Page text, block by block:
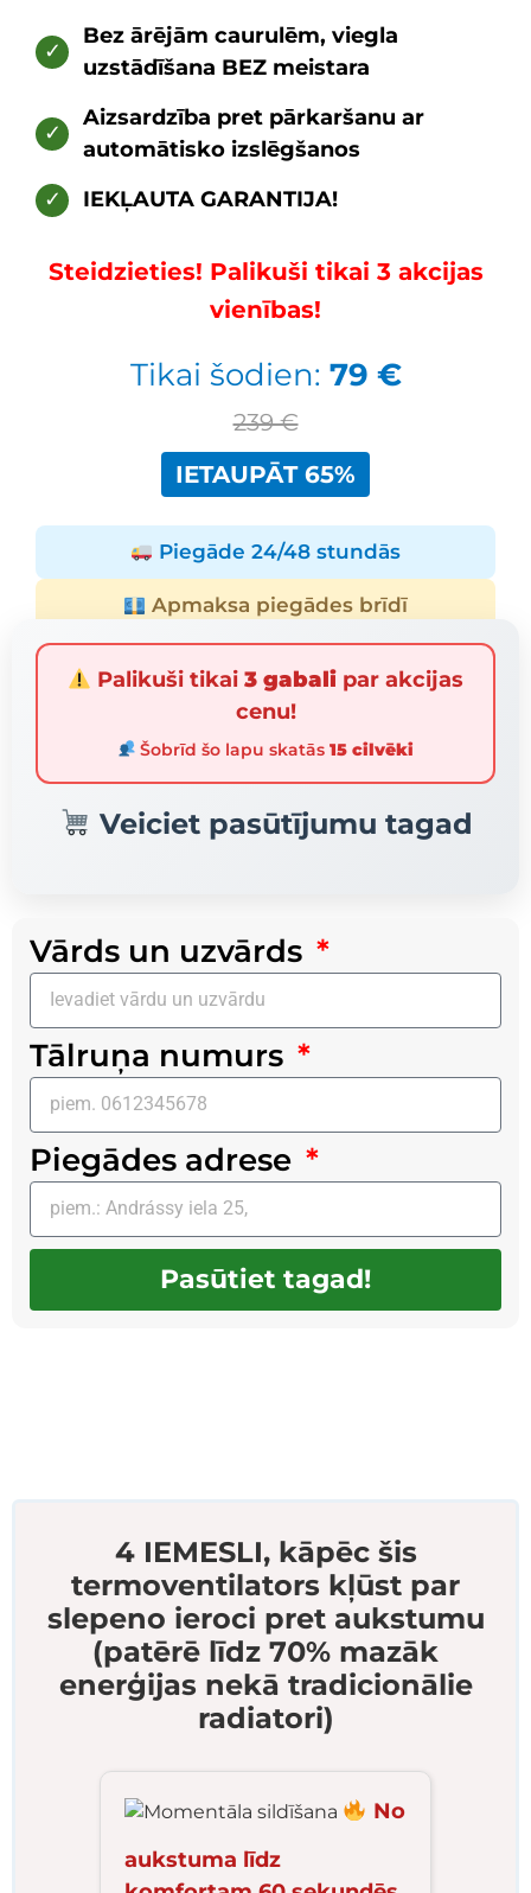
✓
Bez ārējām caurulēm, viegla
uzstādīšana BEZ meistara
✓
Aizsardzība pret pārkaršanu ar
automātisko izslēgšanos
✓
IEKĻAUTA GARANTIJA!
Steidzieties! Palikuši tikai 3 akcijas
vienības!
Tikai šodien: 79 €
239 €
IETAUPĀT 65%
Piegāde 24/48 stundās
Apmaksa piegādes brīdī
Palikuši tikai3 gabali par akcijas
cenu!
Šobrīd šo lapu skatās15 cilvēki
Veiciet pasūtījumu tagad
Vārds un uzvārds
Tālruņa numurs
Piegādes adrese
Pasūtiet tagad!
4 IEMESLI, kāpēc šis
termoventilators kļūst par
slepeno ieroci pret aukstumu
(patērē līdz 70% mazāk
enerģijas nekā tradicionālie
radiatori)
No
aukstuma līdz